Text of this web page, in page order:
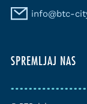
info@btc-
SPREMLJAJ NAS